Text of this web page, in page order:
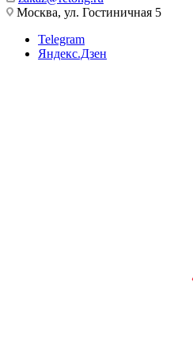
Москва, ул. Гостиничная 5
Telegram
Яндекс.Дзен